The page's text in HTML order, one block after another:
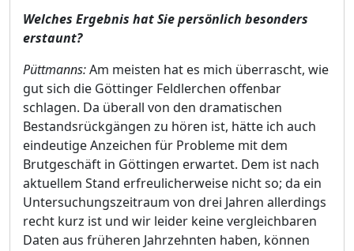
Welches Ergebnis hat Sie persönlich besonders
erstaunt?
Püttmanns:Am meisten hat es mich überrascht, wie
gut sich die Göttinger Feldlerchen offenbar
schlagen. Da überall von den dramatischen
Bestandsrückgängen zu hören ist, hätte ich auch
eindeutige Anzeichen für Probleme mit dem
Brutgeschäft in Göttingen erwartet. Dem ist nach
aktuellem Stand erfreulicherweise nicht so; da ein
Untersuchungszeitraum von drei Jahren allerdings
recht kurz ist und wir leider keine vergleichbaren
Daten aus früheren Jahrzehnten haben, können